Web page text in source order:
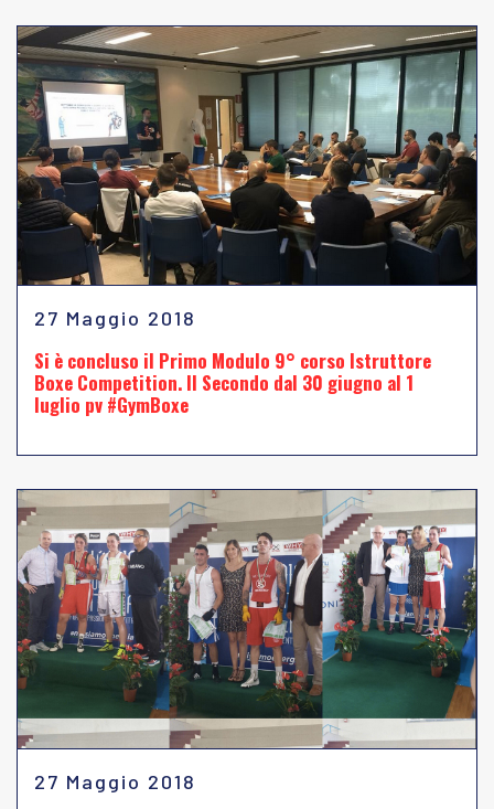
27 Maggio 2018
Si è concluso il Primo Modulo 9° corso Istruttore
Boxe Competition. Il Secondo dal 30 giugno al 1
luglio pv #GymBoxe
27 Maggio 2018